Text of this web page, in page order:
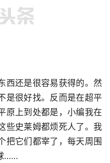
西还是很容易获得的。然
是很好找。反而是在超平
原上到处都是，小编我在
些史莱姆都烦死人了。我
把它们都宰了，每天周围
……